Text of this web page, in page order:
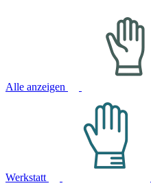
Alle anzeigen
Werkstatt